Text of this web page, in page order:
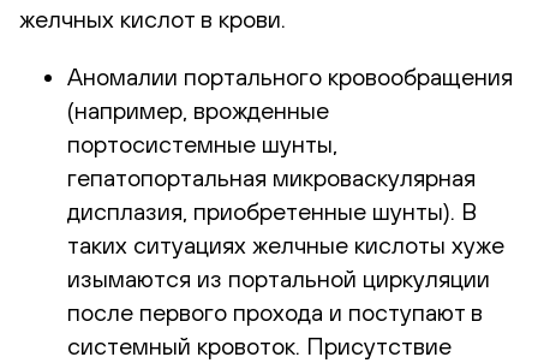
желчных кислот в крови.
Аномалии портального кровообращения
(например, врожденные
портосистемные шунты,
гепатопортальная микроваскулярная
дисплазия, приобретенные шунты). В
таких ситуациях желчные кислоты хуже
изымаются из портальной циркуляции
после первого прохода и поступают в
системный кровоток. Присутствие